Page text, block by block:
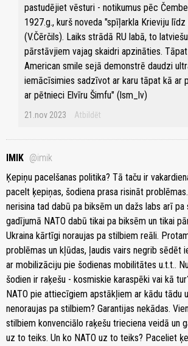
pastudējiet vēsturi - notikumus pēc
1927.g., kurš noveda "spīļarkla Krieviju
(V.Čērčils). Laiks strādā RU labā, to
pārstāvjiem vajag skaidri apzināties.
American smile sejā demonstrē daudzi
iemācīsimies sadzīvot ar karu tāpat kā ar
ar pētnieci Elvīru Šimfu" (lsm_lv)
21.nov 2023 Atbildēt
IMIK @imik
Ķepiņu pacelšanas politika? Tā taču ir
pacelt ķepiņas, šodiena prasa risināt
nerisina tad dabū pa biksēm un dažs labs arī pa
gadījumā NATO dabū tikai pa biksēm un tikai
Ukraina kārtīgi noraujas pa stilbiem reāli.
problēmas un kļūdas, ļaudis vairs negrib sēdēt
ar mobilizāciju pie šodienas mobilitātes u.t.t..
šodien ir raķešu - kosmiskie karaspēki vai kā
NATO pie attiecīgiem apstākļiem ar kādu tādu
nenoraujas pa stilbiem? Garantijas nekādas.
stilbiem konvenciālo raķešu trieciena veidā un
uz to teiks. Un ko NATO uz to teiks? Paceliet